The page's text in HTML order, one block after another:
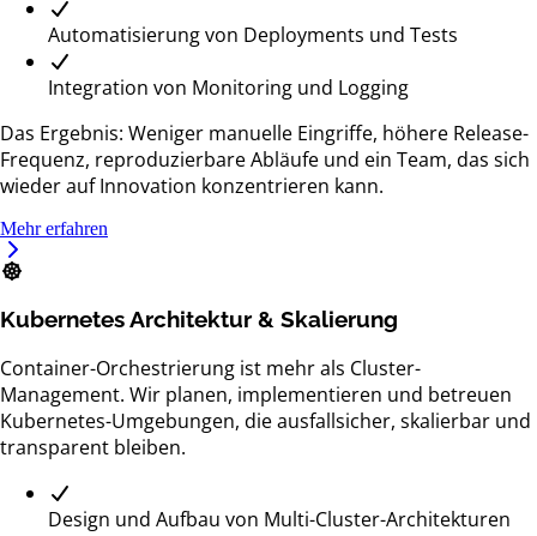
Automatisierung von Deployments und Tests
Integration von Monitoring und Logging
Das Ergebnis: Weniger manuelle Eingriffe, höhere Release-
Frequenz, reproduzierbare Abläufe und ein Team, das sich
wieder auf Innovation konzentrieren kann.
Mehr erfahren
Kubernetes Architektur & Skalierung
Container-Orchestrierung ist mehr als Cluster-
Management. Wir planen, implementieren und betreuen
Kubernetes-Umgebungen, die ausfallsicher, skalierbar und
transparent bleiben.
Design und Aufbau von Multi-Cluster-Architekturen